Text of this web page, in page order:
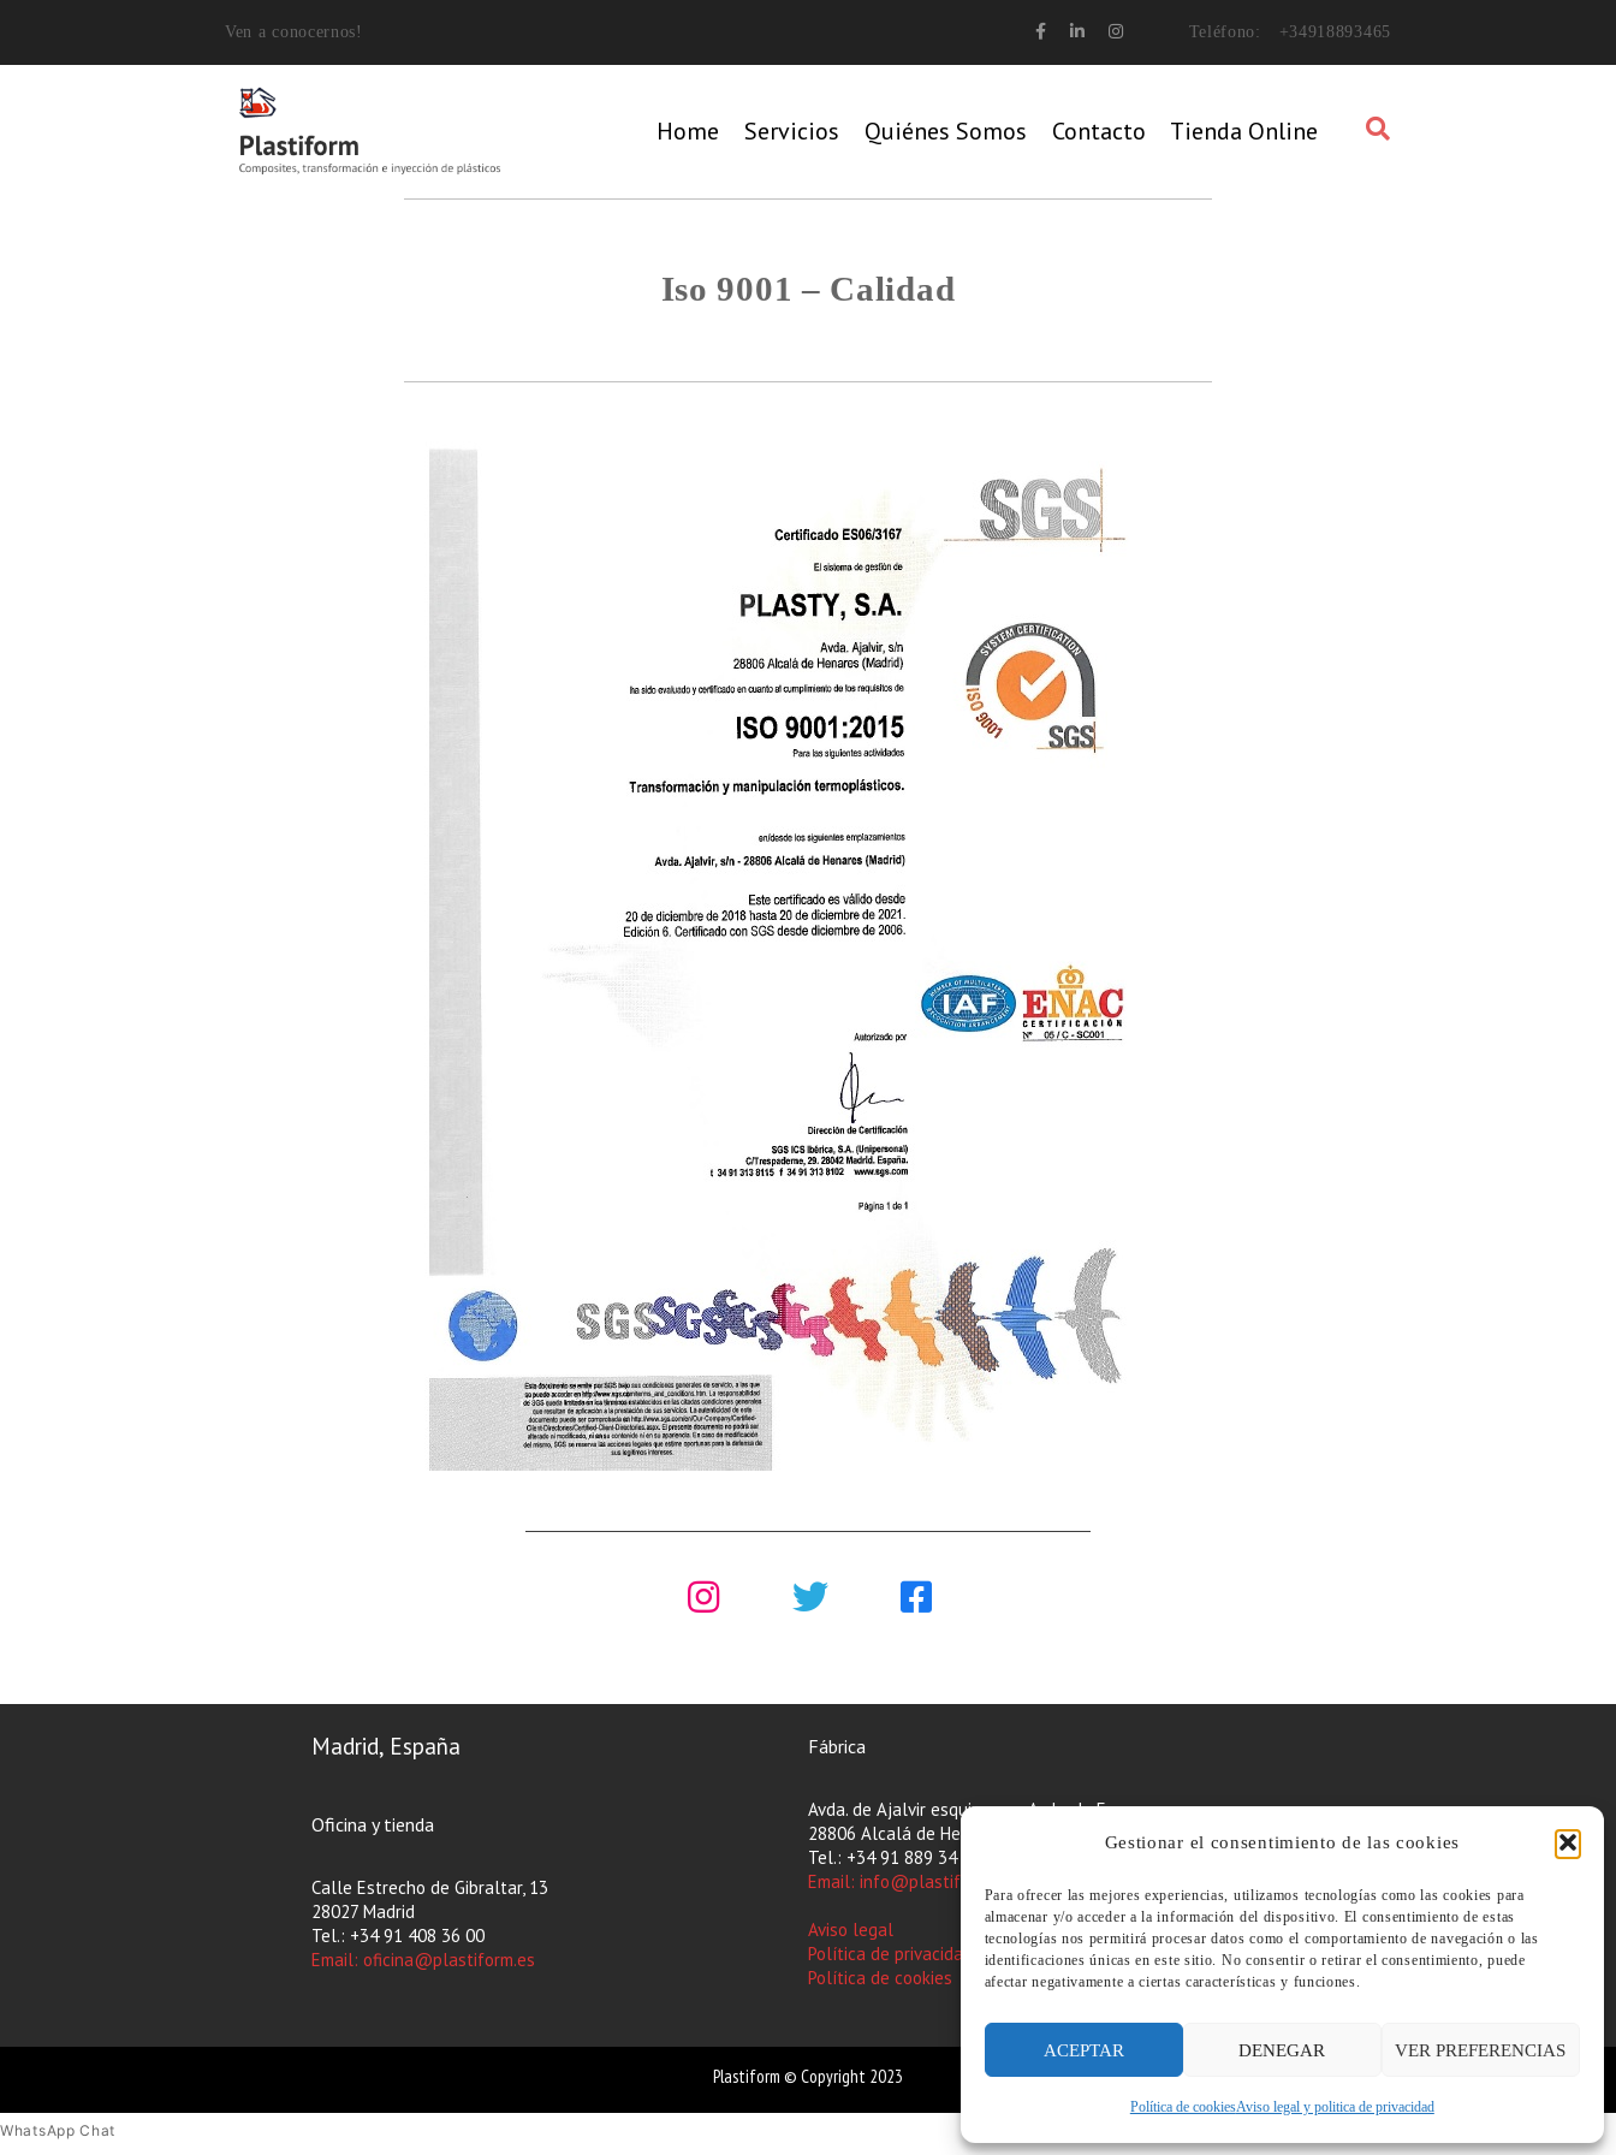
Gestionar el consentimiento de las cookies
Para ofrecer las mejores experiencias, utilizamos tecnologías como las cookies para
almacenar y/o acceder a la información del dispositivo. El consentimiento de estas
tecnologías nos permitirá procesar datos como el comportamiento de navegación o las
identificaciones únicas en este sitio. No consentir o retirar el consentimiento, puede
afectar negativamente a ciertas características y funciones.
ACEPTAR DENEGAR VER PREFERENCIAS
Política de cookiesAviso legal y politica de privacidad
Ven a conocernos! Teléfono: +34918893465
Home Servicios Quiénes Somos Contacto Tienda Online
Iso 9001 – Calidad
Madrid, España
Oficina y tienda
Calle Estrecho de Gibraltar, 13
28027 Madrid
Tel.: +34 91 408 36 00
Email: oficina@plastiform.es
Fábrica
Avda. de Ajalvir esquina con Avda. de Europa
28806 Alcalá de Henares – Madrid
Tel.: +34 91 889 34 65
Email: info@plastiform.es
Aviso legal
Política de privacidad
Política de cookies
Plastiform © Copyright 2023
WhatsApp Chat